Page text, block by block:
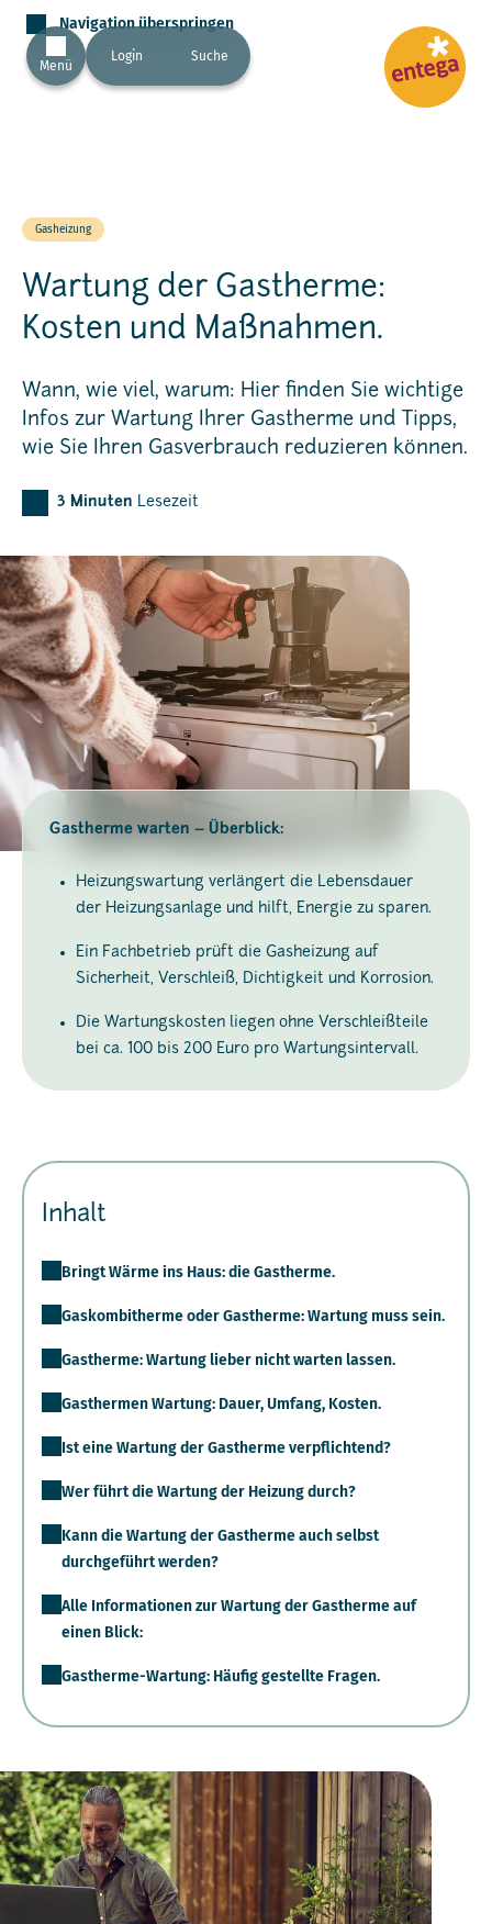
Navigation überspringen
Menü
Login Suche
Gasheizung
Wartung der Gastherme:
Kosten und Maßnahmen.
Wann, wie viel, warum: Hier finden Sie wichtige
Infos zur Wartung Ihrer Gastherme und Tipps,
wie Sie Ihren Gasverbrauch reduzieren können.
3 Minuten Lesezeit
Gastherme warten – Überblick:
Heizungswartung verlängert die Lebensdauer
der Heizungsanlage und hilft, Energie zu sparen.
Ein Fachbetrieb prüft die Gasheizung auf
Sicherheit, Verschleiß, Dichtigkeit und Korrosion.
Die Wartungskosten liegen ohne Verschleißteile
bei ca. 100 bis 200 Euro pro Wartungsintervall.
Inhalt
Bringt Wärme ins Haus: die Gastherme.
Gaskombitherme oder Gastherme: Wartung muss sein.
Gastherme: Wartung lieber nicht warten lassen.
Gasthermen Wartung: Dauer, Umfang, Kosten.
Ist eine Wartung der Gastherme verpflichtend?
Wer führt die Wartung der Heizung durch?
Kann die Wartung der Gastherme auch selbst
durchgeführt werden?
Alle Informationen zur Wartung der Gastherme auf
einen Blick:
Gastherme-Wartung: Häufig gestellte Fragen.